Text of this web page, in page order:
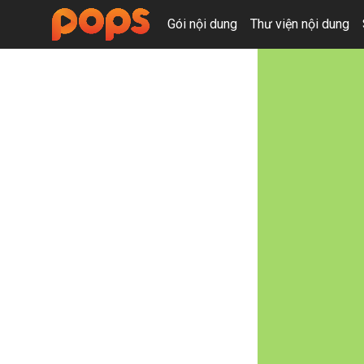
Gói nội dung Thư viện nội dung